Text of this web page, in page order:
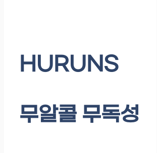
HURUNS
무알콜 무독성